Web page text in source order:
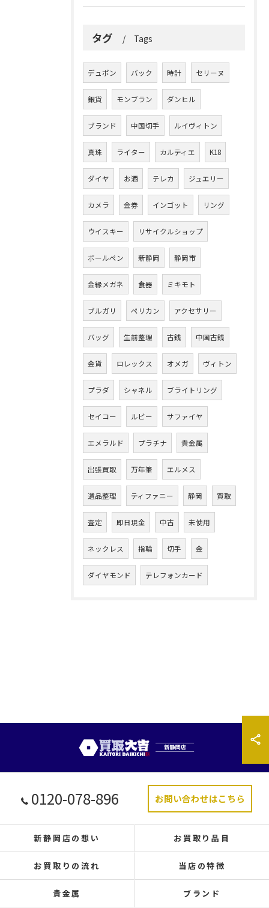
タグ Tags
デュポン バック 時計 セリーヌ
銀貨 モンブラン ダンヒル
ブランド 中国切手 ルイヴィトン
真珠 ライター カルティエ K18
ダイヤ お酒 テレカ ジュエリー
カメラ 金券 インゴット リング
ウイスキー リサイクルショップ
ボールペン 新静岡 静岡市
金縁メガネ 食器 ミキモト
ブルガリ ペリカン アクセサリー
バッグ 生前整理 古銭 中国古銭
金貨 ロレックス オメガ ヴィトン
プラダ シャネル ブライトリング
セイコー ルビー サファイヤ
エメラルド プラチナ 貴金属
出張買取 万年筆 エルメス
遺品整理 ティファニー 静岡 買取
査定 即日現金 中古 未使用
ネックレス 指輪 切手 金
ダイヤモンド テレフォンカード
0120-078-896 お問い合わせはこちら
新静岡店の想い お買取り品目
お買取りの流れ 当店の特徴
貴金属 ブランド